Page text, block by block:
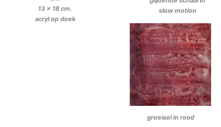
13 x 18 cm.
acryl op doek
slow motion
groeisel in rood